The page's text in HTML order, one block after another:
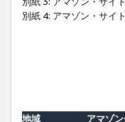
別紙 4: アマゾン・サイ
地域
アマゾ